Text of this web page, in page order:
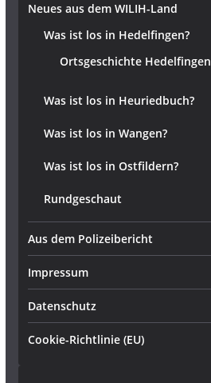
Neues aus dem WILIH-Land
Was ist los in Hedelfingen?
Ortsgeschichte Hedelfingen
Was ist los in Heuriedbuch?
Was ist los in Wangen?
Was ist los in Ostfildern?
Rundgeschaut
Aus dem Polizeibericht
Impressum
Datenschutz
Cookie-Richtlinie (EU)